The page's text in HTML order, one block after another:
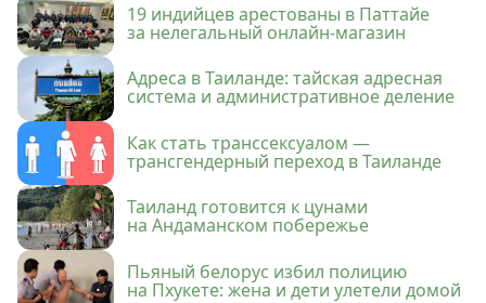
19 индийцев арестованы в Паттайе
за нелегальный онлайн-магазин
Адреса в Таиланде: тайская адресная
система и административное деление
Как стать транссексуалом —
трансгендерный переход в Таиланде
Таиланд готовится к цунами
на Андаманском побережье
Пьяный белорус избил полицию
на Пхукете: жена и дети улетели домой